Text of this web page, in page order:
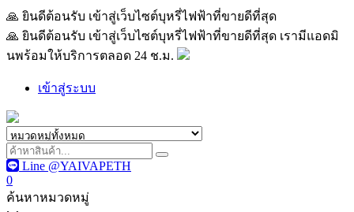
🙏 ยินดีต้อนรับ เข้าสู่เว็บไซต์บุหรี่ไฟฟ้าที่ขายดีที่สุด เรามีแอดมิน
🙏 ยินดีต้อนรับ เข้าสู่เว็บไซต์บุหรี่ไฟฟ้าที่ขายดีที่สุด เรามีแอดมิ
นพร้อมให้บริการตลอด 24 ช.ม.
เข้าสู่ระบบ
Line @YAIVAPETH
0
ค้นหาหมวดหมู่